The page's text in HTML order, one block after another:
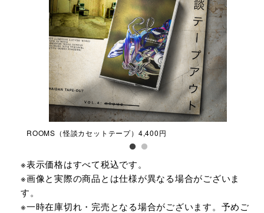
ROOMS（怪談カセットテープ）4,400円
※表示価格はすべて税込です。
※画像と実際の商品とは仕様が異なる場合がございま
す。
※一時在庫切れ・完売となる場合がございます。予めご